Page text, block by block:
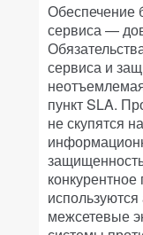
Обеспечение
сервиса —
сервиса и
пункт SLA.
не скупятся
межсетевые